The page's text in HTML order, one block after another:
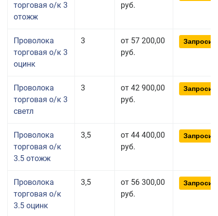
торговая о/к 3
отожж
руб.
Проволока
торговая о/к 3
оцинк
3
от 57 200,00
руб.
Проволока
торговая о/к 3
светл
3
от 42 900,00
руб.
Проволока
торговая о/к
3.5 отожж
3,5
от 44 400,00
руб.
Проволока
торговая о/к
3.5 оцинк
3,5
от 56 300,00
руб.